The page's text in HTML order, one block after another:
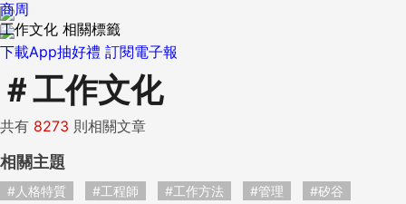
下載App抽好禮 訂閱電子報
商周
工作文化 相關標籤
＃工作文化
共有 8273 則相關文章
相關主題
#人格特質 #工程師 #工作方法 #管理 #矽谷